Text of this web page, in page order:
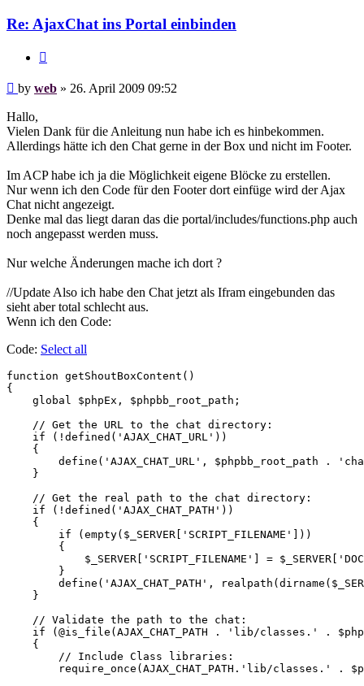
Re: AjaxChat ins Portal einbinden
Post
by web » 26. April 2009 09:52
Hallo,
Vielen Dank für die Anleitung nun habe ich es hinbekommen.
Allerdings hätte ich den Chat gerne in der Box und nicht im Footer.
Im ACP habe ich ja die Möglichkeit eigene Blöcke zu erstellen.
Nur wenn ich den Code für den Footer dort einfüge wird der Ajax
Chat nicht angezeigt.
Denke mal das liegt daran das die portal/includes/functions.php auch
noch angepasst werden muss.
Nur welche Änderungen mache ich dort ?
//Update Also ich habe den Chat jetzt als Ifram eingebunden das
sieht aber total schlecht aus.
Wenn ich den Code:
Code: Select all
function getShoutBoxContent()
{
    global $phpEx, $phpbb_root_path;
    // Get the URL to the chat directory:
    if (!defined('AJAX_CHAT_URL'))
    {
define('AJAX_CHAT_URL', $phpbb_root_path .
    }
    // Get the real path to the chat directory:
    if (!defined('AJAX_CHAT_PATH'))
    {
        if (empty($_SERVER['SCRIPT_FILENAME']))
        {
$_SERVER['SCRIPT_FILENAME'] =
        }
define('AJAX_CHAT_PATH',
    }
    // Validate the path to the chat:
if (@is_file(AJAX_CHAT_PATH . 'lib/classes.' .
    {
        // Include Class libraries:
require_once(AJAX_CHAT_PATH.'lib/classes.' .